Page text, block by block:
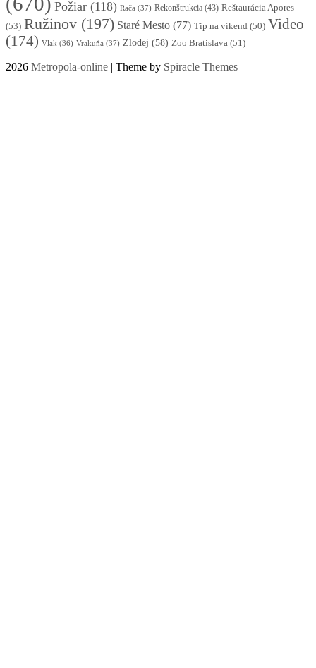
Požiar (118) Rača (37) Rekonštrukcia (43) Reštaurácia Apores
(53) Ružinov (197) Staré Mesto (77) Tip na víkend (50) Video
(174) Vlak (36) Vrakuňa (37) Zlodej (58) Zoo Bratislava (51)
2026 Metropola-online | Theme by Spiracle Themes